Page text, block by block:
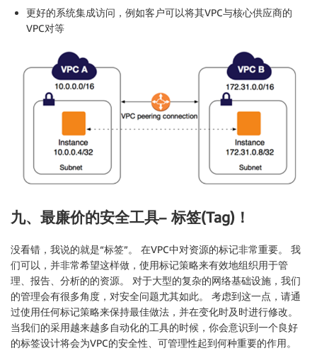
更好的系统集成访问，例如客户可以将其VPC与核心供应商的
VPC对等
九、最廉价的安全工具–标签(Tag)！
没看错，我说的就是“标签”。 在VPC中对资源的标记非常重要。 我
们可以，并非常希望这样做，使用标记策略来有效地组织用于管
理、报告、分析的的资源。 对于大型的复杂的网络基础设施，我们
的管理会有很多角度，对安全问题尤其如此。 考虑到这一点，请通
过使用任何标记策略来保持最佳做法，并在变化时及时进行修改。
当我们的采用越来越多自动化的工具的时候，你会意识到一个良好
的标签设计将会为VPC的安全性、可管理性起到何种重要的作用。